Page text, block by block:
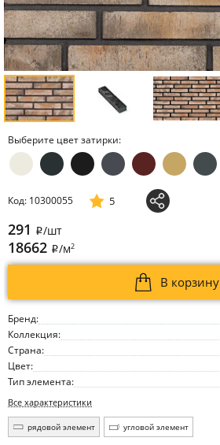
Выберите цвет затирки:
Бренд:
Коллекция:
Страна:
Цвет:
Тип элемента:
Все характеристики
рядовой элемент угловой элемент
Код: 10300055 5
291 i/шт
18662 i/м2
В корзину